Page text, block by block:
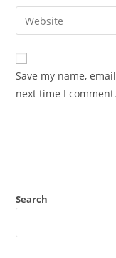
comment
email
address
comment
Enter
your
website
URL
(optional)
Save my name,
next time I comment.
Search